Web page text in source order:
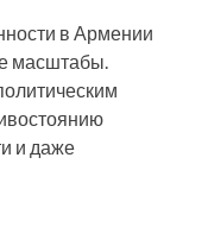
в Армении
масштабы.
и даже